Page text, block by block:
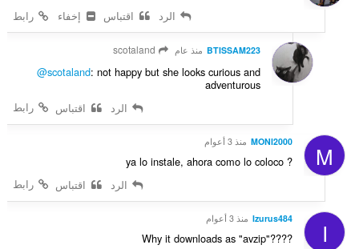
إخفاء
رابط الرد اقتباس
BTISSAM223 منذ عام
@scotaland: not happy but she looks curious and
adventurous
رابط
الرد اقتباس
M
MONI2000 منذ 3 أعوام
ya lo instale, ahora como lo coloco ?
رابط
الرد اقتباس
I
Izurus484 منذ 3 أعوام
Why it downloads as "avzip"????